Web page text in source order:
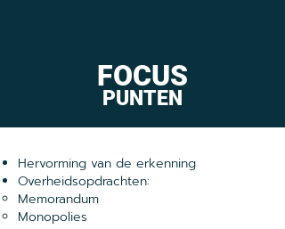
FOCUS
PUNTEN
Hervorming van de erkenning
Overheidsopdrachten:
Memorandum
Monopolies